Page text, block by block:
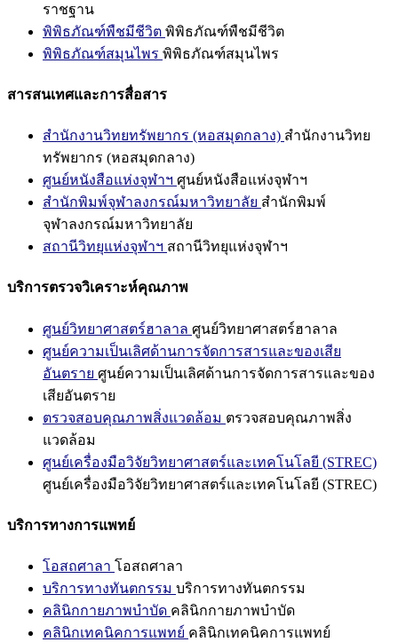
ราชฐาน
พิพิธภัณฑ์พืชมีชีวิต พิพิธภัณฑ์พืชมีชีวิต
พิพิธภัณฑ์สมุนไพร พิพิธภัณฑ์สมุนไพร
สารสนเทศและการสื่อสาร
สำนักงานวิทยทรัพยากร (หอสมุดกลาง) สำนักงานวิทย
ทรัพยากร (หอสมุดกลาง)
ศูนย์หนังสือแห่งจุฬาฯ ศูนย์หนังสือแห่งจุฬาฯ
สำนักพิมพ์จุฬาลงกรณ์มหาวิทยาลัย สำนักพิมพ์
จุฬาลงกรณ์มหาวิทยาลัย
สถานีวิทยุแห่งจุฬาฯ สถานีวิทยุแห่งจุฬาฯ
บริการตรวจวิเคราะห์คุณภาพ
ศูนย์วิทยาศาสตร์ฮาลาล ศูนย์วิทยาศาสตร์ฮาลาล
ศูนย์ความเป็นเลิศด้านการจัดการสารและของเสีย
อันตราย ศูนย์ความเป็นเลิศด้านการจัดการสารและของ
เสียอันตราย
ตรวจสอบคุณภาพสิ่งแวดล้อม ตรวจสอบคุณภาพสิ่ง
แวดล้อม
ศูนย์เครื่องมือวิจัยวิทยาศาสตร์และเทคโนโลยี (STREC)
ศูนย์เครื่องมือวิจัยวิทยาศาสตร์และเทคโนโลยี (STREC)
บริการทางการแพทย์
โอสถศาลา โอสถศาลา
บริการทางทันตกรรม บริการทางทันตกรรม
คลินิกกายภาพบำบัด คลินิกกายภาพบำบัด
คลินิกเทคนิคการแพทย์ คลินิกเทคนิคการแพทย์